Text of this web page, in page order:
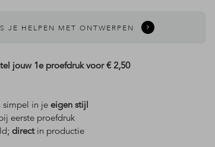
JE HELPEN MET ONTWERPEN
jouw 1e proefdruk voor€ 2,50
simpel in je eigen stijl
eerste proefdruk
directin productie